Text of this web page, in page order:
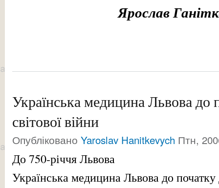
Ярослав
Українська медицина Львова до
світової війни
Опубліковано Yaroslav Hanitkevych Птн,
До 750-річчя Львова
Українська медицина Львова до початку